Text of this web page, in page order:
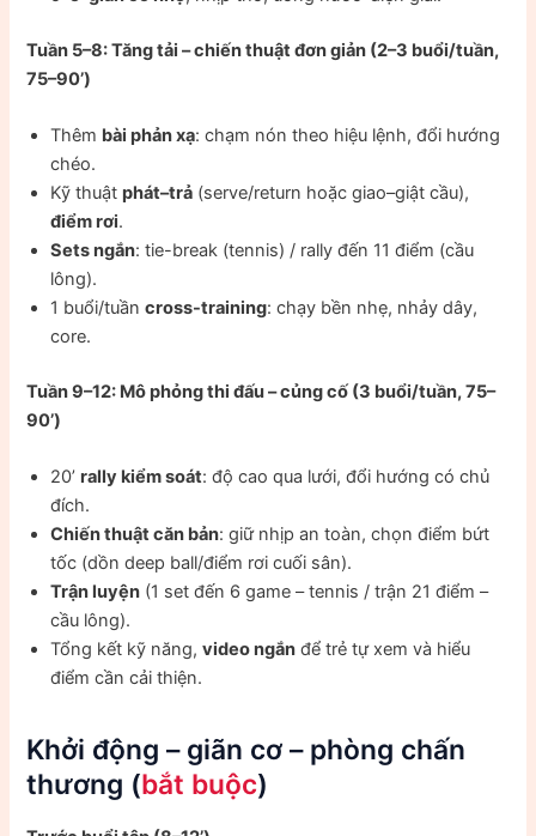
Tuần 5–8: Tăng tải – chiến thuật đơn giản (2–3 buổi/tuần,
75–90’)
Thêm bài phản xạ: chạm nón theo hiệu lệnh, đổi hướng
chéo.
Kỹ thuậtphát–trả (serve/return hoặc giao–giật cầu),
điểm rơi.
Sets ngắn: tie-break (tennis) / rally đến 11 điểm (cầu
lông).
1 buổi/tuầncross-training: chạy bền nhẹ, nhảy dây,
core.
Tuần 9–12: Mô phỏng thi đấu – củng cố (3 buổi/tuần, 75–
90’)
20’rally kiểm soát: độ cao qua lưới, đổi hướng có chủ
đích.
Chiến thuật căn bản: giữ nhịp an toàn, chọn điểm bứt
tốc (dồn deep ball/điểm rơi cuối sân).
Trận luyện (1 set đến 6 game – tennis / trận 21 điểm –
cầu lông).
Tổng kết kỹ năng,video ngắn để trẻ tự xem và hiểu
điểm cần cải thiện.
Khởi động – giãn cơ – phòng chấn
thương (bắt buộc)